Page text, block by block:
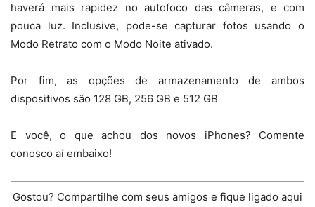
haverá mais rapidez no autofoco das câmeras, e com
pouca luz. Inclusive, pode-se capturar fotos usando o
Modo Retrato com o Modo Noite ativado.
Por fim, as opções de armazenamento de ambos
dispositivos são 128 GB, 256 GB e 512 GB
E você, o que achou dos novos iPhones? Comente
conosco aí embaixo!
Gostou? Compartilhe com seus amigos e fique ligado aqui